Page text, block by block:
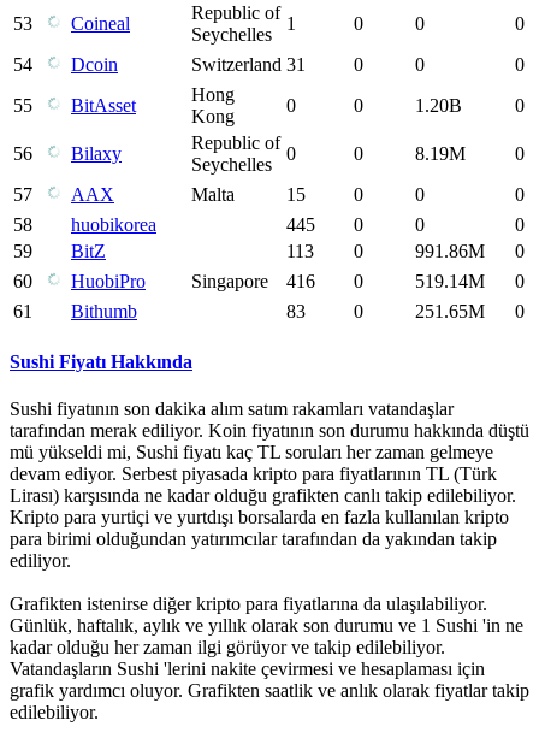
53 Coineal
Republic of
Seychelles
1 0 0
0
54
Dcoin Switzerland 31 0 0
0
55
BitAsset
Hong
Kong
0 0 1.20B 0
56 Bilaxy
Republic of
Seychelles
0 0 8.19M
0
57
AAX Malta 15 0 0
0
58
huobikorea 445 0 0
0
59
BitZ 113 0 991.86M
0
60
HuobiPro Singapore 416 0 519.14M
0
61
Bithumb 83 0 251.65M 0
Sushi Fiyatı Hakkında
Sushi fiyatının son dakika alım satım rakamları vatandaşlar
tarafından merak ediliyor. Koin fiyatının son durumu hakkında düştü
mü yükseldi mi, Sushi fiyatı kaç TL soruları her zaman gelmeye
devam ediyor. Serbest piyasada kripto para fiyatlarının TL (Türk
Lirası) karşısında ne kadar olduğu grafikten canlı takip edilebiliyor.
Kripto para yurtiçi ve yurtdışı borsalarda en fazla kullanılan kripto
para birimi olduğundan yatırımcılar tarafından da yakından takip
ediliyor.
Grafikten istenirse diğer kripto para fiyatlarına da ulaşılabiliyor.
Günlük, haftalık, aylık ve yıllık olarak son durumu ve 1 Sushi 'in ne
kadar olduğu her zaman ilgi görüyor ve takip edilebiliyor.
Vatandaşların Sushi 'lerini nakite çevirmesi ve hesaplaması için
grafik yardımcı oluyor. Grafikten saatlik ve anlık olarak fiyatlar takip
edilebiliyor.